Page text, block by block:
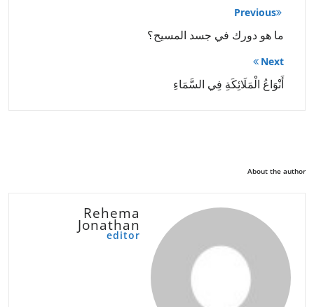
تصفّح
المقالات
Previous
ما هو دورك في جسد المسيح؟
Next
أَنْوَاعُ الْمَلَائِكَةِ فِي السَّمَاءِ
About the author
Rehema
Jonathan
editor